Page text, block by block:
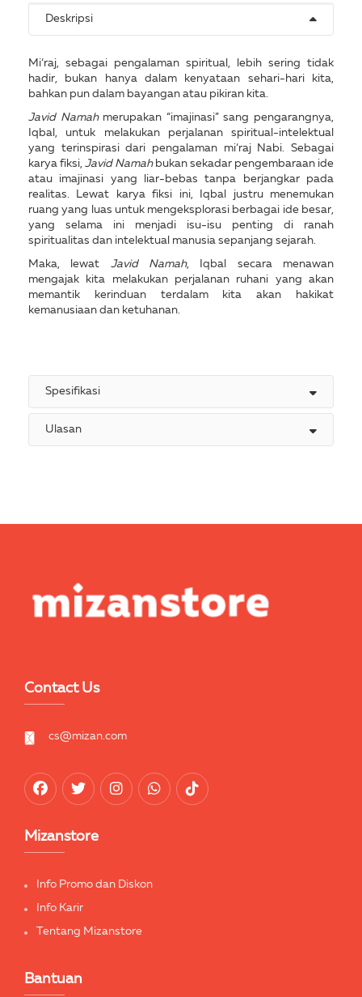
Deskripsi
Mi‘raj, sebagai pengalaman spiritual, lebih sering tidak
hadir, bukan hanya dalam kenyataan sehari-hari kita,
bahkan pun dalam bayangan atau pikiran kita.
Javid Namahmerupakan “imajinasi” sang pengarangnya,
Iqbal, untuk melakukan perjalanan spiritual-intelektual
yang terinspirasi dari pengalaman mi‘raj Nabi. Sebagai
karya fiksi, Javid Namahbukan sekadar pengembaraan ide
atau imajinasi yang liar-bebas tanpa berjangkar pada
realitas. Lewat karya fiksi ini, Iqbal justru menemukan
ruang yang luas untuk mengeksplorasi berbagai ide besar,
yang selama ini menjadi isu-isu penting di ranah
spiritualitas dan intelektual manusia sepanjang sejarah.
Maka, lewat Javid Namah, Iqbal secara menawan
mengajak kita melakukan perjalanan ruhani yang akan
memantik kerinduan terdalam kita akan hakikat
kemanusiaan dan ketuhanan.
Spesifikasi
Ulasan
Contact Us
cs@mizan.com
Mizanstore
Info Promo dan Diskon
Info Karir
Tentang Mizanstore
Bantuan